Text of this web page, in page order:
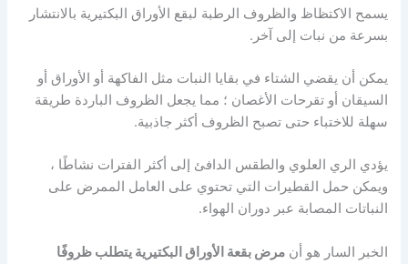
يسمح الاكتظاظ والظروف الرطبة لبقع الأوراق البكتيرية بالانتشار
بسرعة من نبات إلى آخر.
يمكن أن يقضي الشتاء في بقايا النبات مثل الفاكهة أو الأوراق أو
السيقان أو تقرحات الأغصان ؛ مما يجعل الظروف الباردة طريقة
سهلة للاختباء حتى تصبح الظروف أكثر جاذبية.
يؤدي الري العلوي والطقس الدافئ إلى أكثر الفترات نشاطًا ،
ويمكن حمل القطيرات التي تحتوي على العامل الممرض على
النباتات المصابة عبر دوران الهواء.
الخبر السار هو أنمرض بقعة الأوراق البكتيرية يتطلب ظروفًا